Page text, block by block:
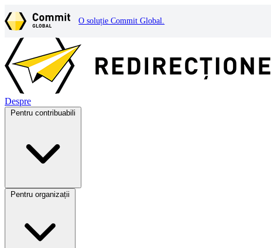
O soluție Commit Global.
Despre
Pentru contribuabili
Pentru organizații